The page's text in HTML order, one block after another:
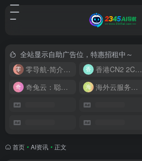
全站显示自助广告位，特惠招租中～
零导航-简介实用的网址导航
香港CN2 2C2G20M 9.9/月
奇兔云：聪明人的“省”钱计划！
海外云服务器全网最低价
首页 • AI资讯 • 正文